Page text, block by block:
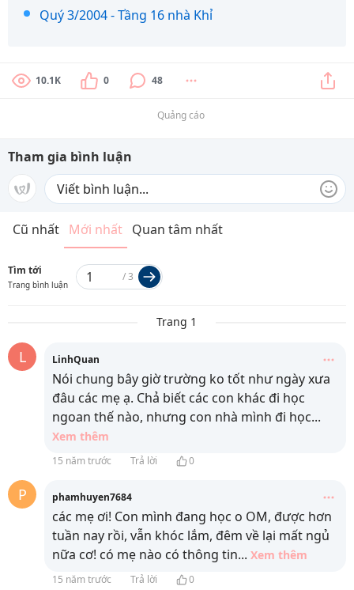
Quý 3/2004 - Tầng 16 nhà Khỉ
10.1K 0 48
Quảng cáo
Tham gia bình luận
Cũ nhất Mới nhất Quan tâm nhất
Tìm tới
Trang bình luận
/3
Trang 1
L LinhQuan
Nói chung bây giờ trường ko tốt như ngày xưa
đâu các mẹ ạ. Chả biết các con khác đi học
ngoan thế nào, nhưng con nhà mình đi học...
Xem thêm
15 năm trước Trả lời 0
P phamhuyen7684
các mẹ ơi! Con mình đang học o OM, được hơn
tuần nay rồi, vẫn khóc lắm, đêm về lại mất ngủ
nữa cơ! có mẹ nào có thông tin... Xem thêm
15 năm trước Trả lời 0